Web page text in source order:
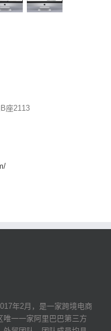
座2113
年2月，是一家跨境电商
唯一一家阿里巴巴第三方